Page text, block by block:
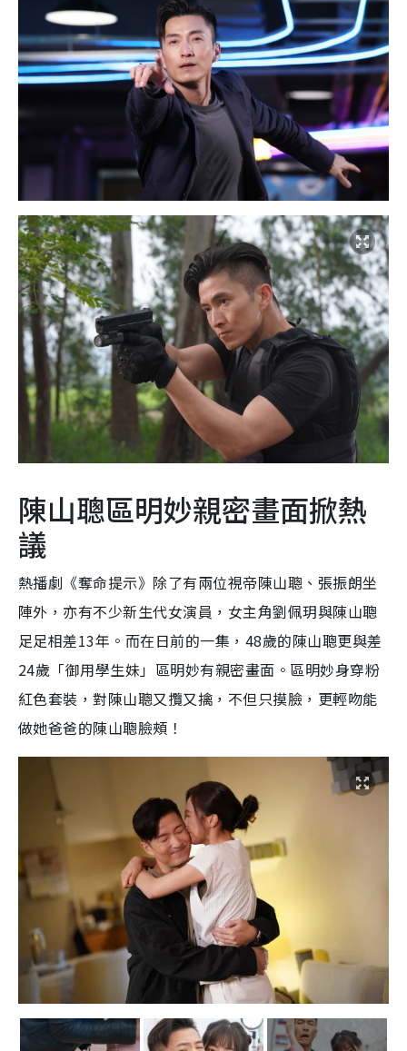
陳山聰區明妙親密畫面掀熱
議
熱播劇《奪命提示》除了有兩位視帝陳山聰、張振朗坐
陣外，亦有不少新生代女演員，女主角劉佩玥與陳山聰
足足相差13年。而在日前的一集，48歲的陳山聰更與差
24歲「御用學生妹」區明妙有親密畫面。區明妙身穿粉
紅色套裝，對陳山聰又攬又擒，不但只摸臉，更輕吻能
做她爸爸的陳山聰臉頰！